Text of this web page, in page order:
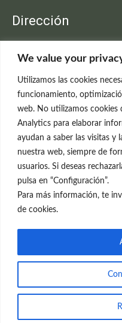
We value your
Utilizamos las cookies
funcionamiento,
web. No utilizamos cookies
Analytics para elaborar
ayudan a saber las visitas y
nuestra web, siempre de
usuarios. Si deseas
pulsa en “Configuración”.
Para más información, te
de cookies.
Dirección
C/Claudio Coello,
699 595 619
Información Legal
Política de Privacidad
Política de Cookies
© el Radar del Rejuvenecimiento